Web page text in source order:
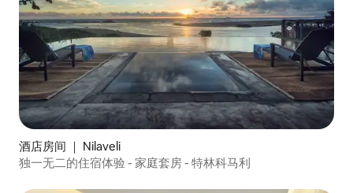
酒店房间 ｜ Nilaveli
独一无二的住宿体验 - 家庭套房 - 特林科马利